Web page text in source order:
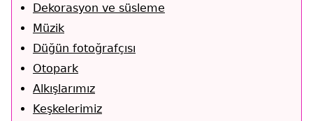
Dekorasyon ve süsleme
Müzik
Düğün fotoğrafçısı
Otopark
Alkışlarımız
Keşkelerimiz